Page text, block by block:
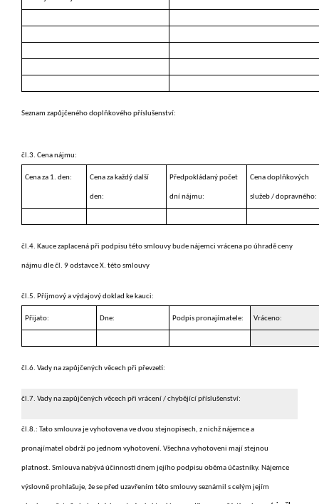
Seznam zapůjčenéhodoplňkovéhopříslušenství:
čl.3. Cena nájmu:
Cena za 1. den: Cena za každý další
den:
Předpokládaný počet
dní nájmu:
Cena doplňkových
služeb / dopravného:
čl.4. Kauce zaplacená při podpisu této smlouvy bude nájemci vrácena poúhraděceny
nájmu dle čl. 9 odstavce X. této smlouvy
čl.5. Příjmový a výdajový doklad ke kauci:
Přijato: Dne: Podpis pronajímatele: Vráceno:
čl.6. Vady na zapůjčených věcech při převzetí:
čl.7. Vady na zapůjčených věcech při vrácení / chybějící příslušenství:
čl.8.: Tato smlouva je vyhotovena ve dvou stejnopisech, z nichž nájemce a
pronajímatel obdrží po jednom vyhotovení. Všechna vyhotoveni mají stejnou
platnost. Smlouva nabývá účinnosti dnem jejího podpisu oběma účastníky. Nájemce
výslovně prohlašuje, že se před uzavřením této smlouvy seznámil s celým jejím